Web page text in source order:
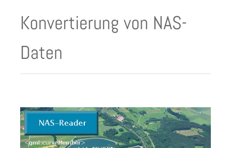
Konvertierung von NAS-
Daten